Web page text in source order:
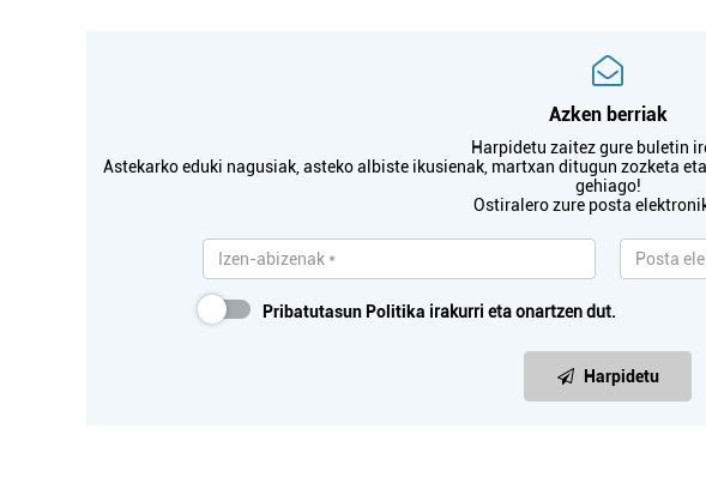
Azken berriak
Harpidetu zaitez gure buletin
Astekarko eduki nagusiak, asteko albiste ikusienak, martxan ditugun zozketa
gehiago!
Ostiralero zure posta
Pribatutasun Politika irakurri eta onartzen dut.
Harpidetu